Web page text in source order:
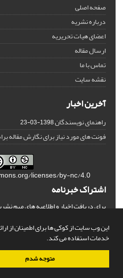
این وب سایت از کوکی ها برای اطمینان از
خدمات استفاده می کند.
متوجه شدم
صفحه اصلی
درباره نشریه
اعضای هیات تحریریه
ارسال مقاله
تماس با ما
نقشه سایت
آخرین اخبار
راهنمای نویسندگان1398-03-23
فونت های مورد نیاز برای نگارش مقاله
licenses/by-nc/4.0/
اشتراک خبرنامه
برای دریافت اخبار و اطلاعیه های مهم